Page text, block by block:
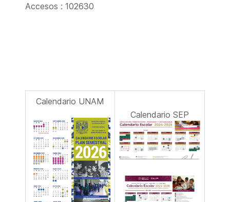
Accesos : 102630
Calendario UNAM
Calendario SEP